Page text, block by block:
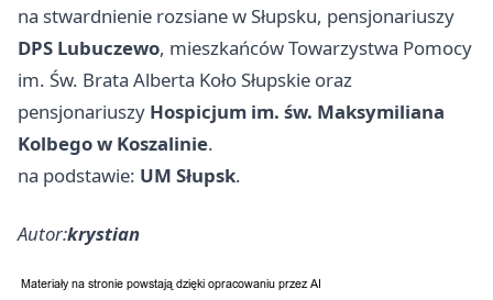
na stwardnienie rozsiane w Słupsku, pensjonariuszy
DPS Lubuczewo, mieszkańców Towarzystwa Pomocy
im. Św. Brata Alberta Koło Słupskie oraz
pensjonariuszy Hospicjum im. św. Maksymiliana
Kolbego w Koszalinie.
na podstawie: UM Słupsk.
Autor:krystian